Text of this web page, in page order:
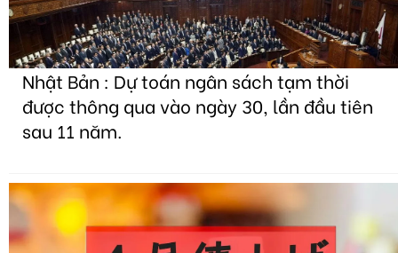
Nhật Bản : Dự toán ngân sách tạm thời
được thông qua vào ngày 30, lần đầu tiên
sau 11 năm.